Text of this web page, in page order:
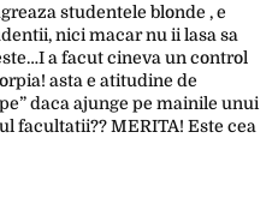
studentele blonde , e
nici macar nu ii lasa sa
a facut cineva un control
asta e atitudine de
daca ajunge pe mainile unui
facultatii?? MERITA! Este cea